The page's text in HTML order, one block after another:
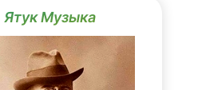
Ятук Музыка